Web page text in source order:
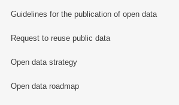
Guidelines for the publication of open data
Request to reuse public data
Open data strategy
Open data roadmap